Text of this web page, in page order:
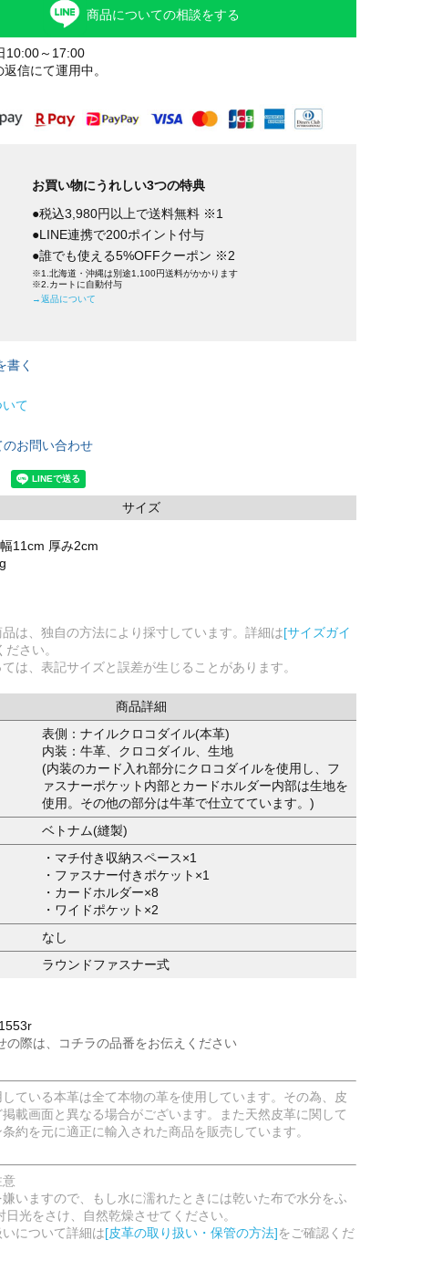
商品についての相談をする
10:00～17:00
信にて運用中。
お買い物にうれしい3つの特典
●税込3,980円以上で送料無料 ※1
●LINE連携で200ポイント付与
●誰でも使える5%OFFクーポン ※2
※1.北海道・沖縄は別途1,100円送料がかかります
※2.カートに自動付与
→返品について
書く
て
お問い合わせ
サイズ
11cm 厚み2cm
は、独自の方法により採寸しています。詳細は[サイズガイ
さい。
は、表記サイズと誤差が生じることがあります。
商品詳細
表側：ナイルクロコダイル(本革)
内装：牛革、クロコダイル、生地
(内装のカード入れ部分にクロコダイルを使用し、フ
ァスナーポケット内部とカードホルダー内部は生地を
使用。その他の部分は牛革で仕立てています。)
ベトナム(縫製)
・マチ付き収納スペース×1
・ファスナー付きポケット×1
・カードホルダー×8
・ワイドポケット×2
なし
ラウンドファスナー式
の際は、コチラの品番をお伝えください
ている本革は全て本物の革を使用しています。その為、皮
載画面と異なる場合がございます。また天然皮革に関して
約を元に適正に輸入された商品を販売しています。
いますので、もし水に濡れたときには乾いた布で水分をふ
日光をさけ、自然乾燥させてください。
について詳細は[皮革の取り扱い・保管の方法]をご確認くだ